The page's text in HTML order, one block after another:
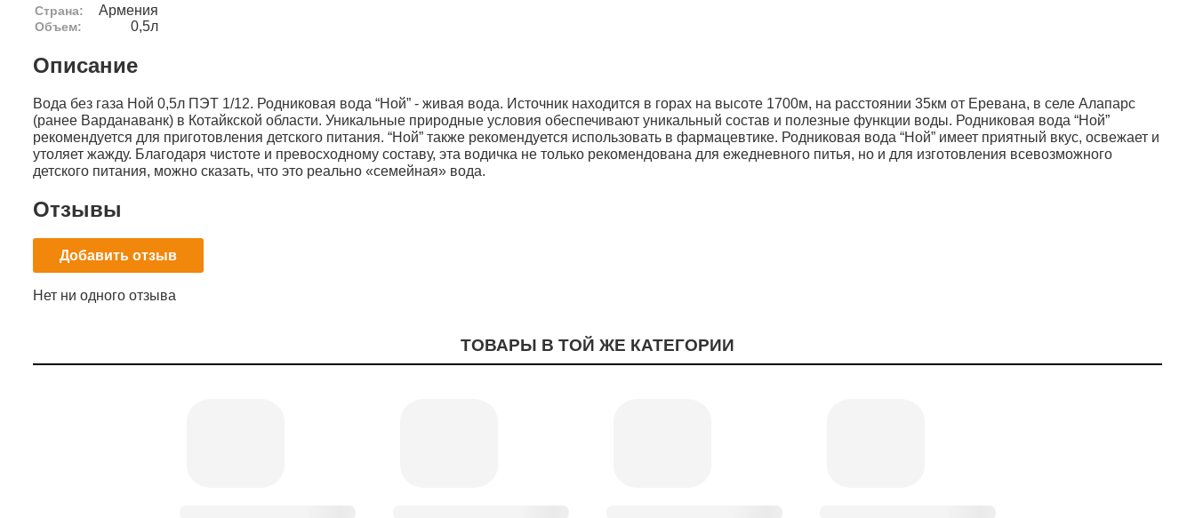
Страна: Армения
Объем: 0,5л
Описание
Вода без газа Ной 0,5л ПЭТ 1/12. Родниковая вода “Ной” - живая вода. Источник находится в горах на высоте 1700м, на расстоянии 35км от Еревана, в селе Алапарс
(ранее Варданаванк) в Котайкской области. Уникальные природные условия обеспечивают уникальный состав и полезные функции воды. Родниковая вода “Ной”
рекомендуется для приготовления детского питания. “Ной” также рекомендуется использовать в фармацевтике. Родниковая вода “Ной” имеет приятный вкус, освежает и
утоляет жажду. Благодаря чистоте и превосходному составу, эта водичка не только рекомендована для ежедневного питья, но и для изготовления всевозможного
детского питания, можно сказать, что это реально «семейная» вода.
Отзывы
Добавить отзыв
Нет ни одного отзыва
ТОВАРЫ В ТОЙ ЖЕ КАТЕГОРИИ